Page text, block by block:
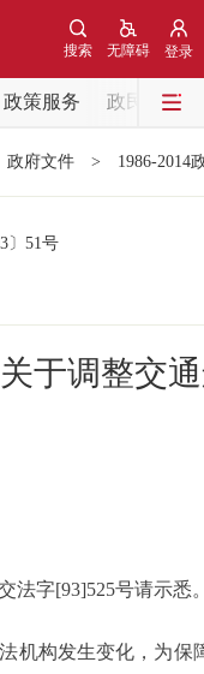
登录
无障碍
搜索
政策服务
政民互动
政府文件 > 1986-2014
〕 51号
关于调整交
字[93]525号请示悉
构发生变化，为保